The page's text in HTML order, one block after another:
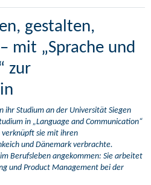
gestalten,
mit „Sprache und
zur
ihr Studium an der Universität Siegen
in „Language and Communication“
verknüpft sie mit ihren
und Dänemark verbrachte.
Berufsleben angekommen: Sie arbeitet
und Product Management bei der